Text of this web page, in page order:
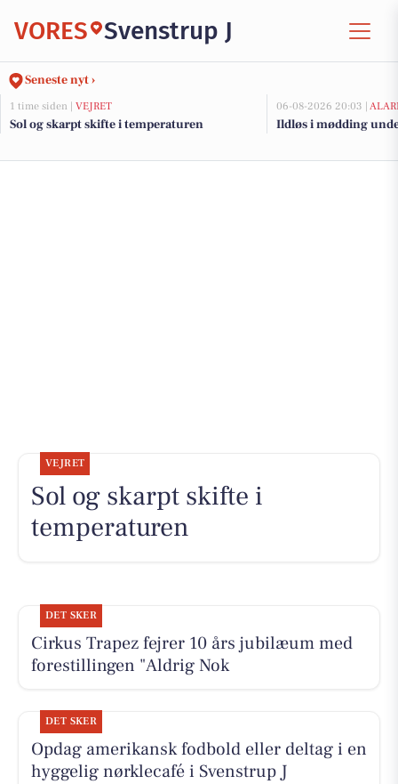
VORES Svenstrup J
Seneste nyt ›
1 time siden | VEJRET
Sol og skarpt skifte i temperaturen
06-08-2026 20:03 |
Ildløs i mødding
VEJRET
Sol og skarpt skifte i
temperaturen
DET SKER
Cirkus Trapez fejrer 10 års jubilæum med
forestillingen "Aldrig Nok
DET SKER
Opdag amerikansk fodbold eller deltag i en
hyggelig nørklecafé i Svenstrup J